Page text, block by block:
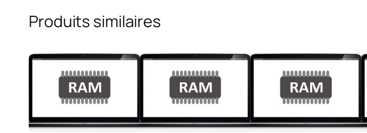
Produits similaires